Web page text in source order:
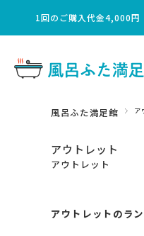
1回のご購入代金4,000
風呂ふた満足館 ア
アウトレット
アウトレット
アウトレットのラ